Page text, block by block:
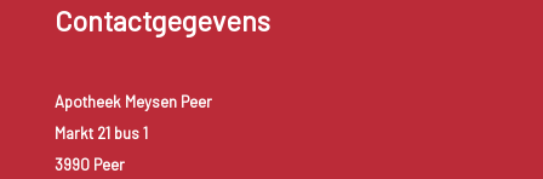
Contactgegevens
Apotheek Meysen Peer
Markt 21 bus 1
3990 Peer